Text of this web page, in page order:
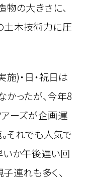
物の大きさに、
土木技術力に圧
)・日・祝日は
ったが、今年8
ーズが企画運
それでも人気で
いか午後遅い回
連れも多く、